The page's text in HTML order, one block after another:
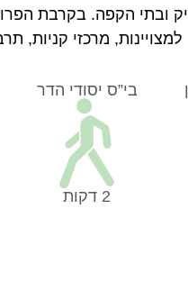
ובתי הקפה. בקרבת
למצויינות, מרכזי קניות,
בי”ס יסודי הדר
2 דקות